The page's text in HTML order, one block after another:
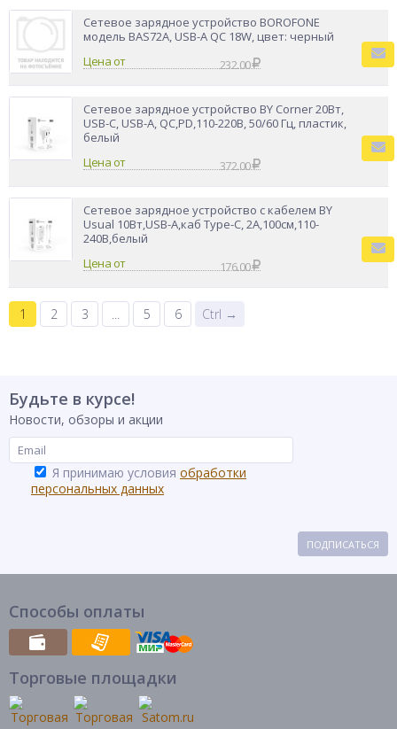
Сетевое зарядное устройство BOROFONE
модель BAS72A, USB-A QC 18W, цвет: черный
Цена от
232.00
Сетевое зарядное устройство BY Corner 20Вт,
USB-C, USB-A, QC,PD,110-220В, 50/60 Гц, пластик,
белый
Цена от
372.00
Сетевое зарядное устройство с кабелем BY
Usual 10Вт,USB-A,каб Type-C, 2А,100см,110-
240В,белый
Цена от
176.00
1 2 3 ... 5 6 Ctrl →
Будьте в курсе!
Новости, обзоры и акции
Я принимаю условия обработки
персональных данных
ПОДПИСАТЬСЯ
Способы оплаты
Торговые площадки